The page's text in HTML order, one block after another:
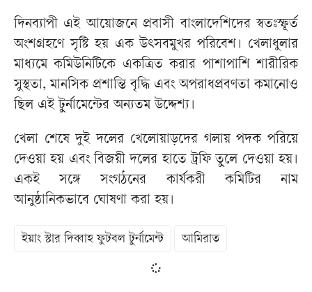
দিনব্যাপী এই আয়োজনে প্রবাসী বাংলাদেশিদের স্বতঃস্ফূর্ত
অংশগ্রহণে সৃষ্টি হয় এক উৎসবমুখর পরিবেশ। খেলাধুলার
মাধ্যমে কমিউনিটিকে একত্রিত করার পাশাপাশি শারীরিক
সুস্থতা, মানসিক প্রশান্তি বৃদ্ধি এবং অপরাধপ্রবণতা কমানোও
ছিল এই টুর্নামেন্টের অন্যতম উদ্দেশ্য।
খেলা শেষে দুই দলের খেলোয়াড়দের গলায় পদক পরিয়ে
দেওয়া হয় এবং বিজয়ী দলের হাতে ট্রফি তুলে দেওয়া হয়।
একই সঙ্গে সংগঠনের কার্যকরী কমিটির নাম
আনুষ্ঠানিকভাবে ঘোষণা করা হয়।
ইয়াং স্টার দিব্বাহ ফুটবল টুর্নামেন্ট আমিরাত